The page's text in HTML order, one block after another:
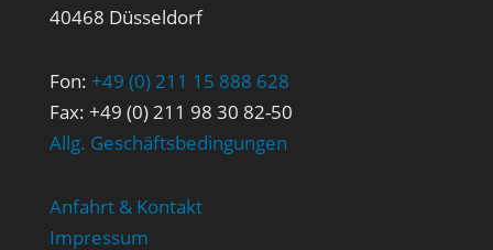
40468 Düsseldorf
Fon: +49 (0) 211 15 888 628
Fax: +49 (0) 211 98 30 82-50
Allg. Geschäftsbedingungen
Anfahrt & Kontakt
Impressum